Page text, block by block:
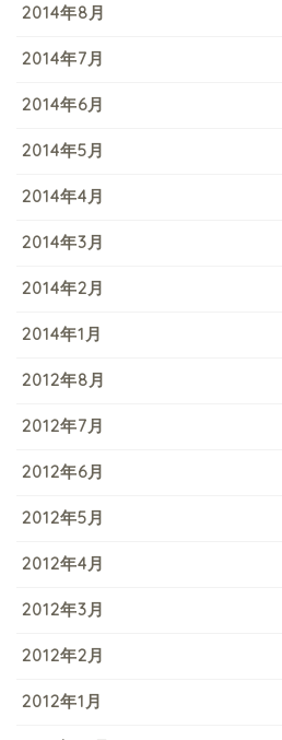
2014年8月
2014年7月
2014年6月
2014年5月
2014年4月
2014年3月
2014年2月
2014年1月
2012年8月
2012年7月
2012年6月
2012年5月
2012年4月
2012年3月
2012年2月
2012年1月